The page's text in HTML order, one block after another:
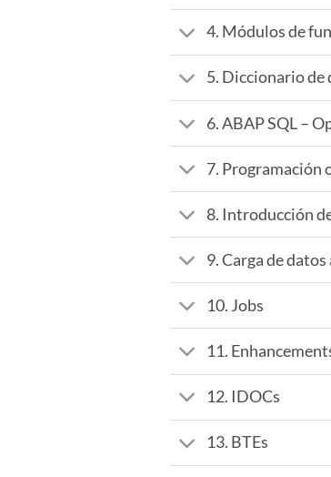
4. Módulos de
5. Diccionario de
6. ABAP SQL –
7. Programación
8. Introducción
9. Carga de
10. Jobs
11.
12. IDOCs
13. BTEs